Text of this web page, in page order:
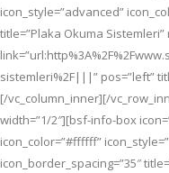
icon_style=”advanced”
title=”Plaka Okuma Sistemleri”
sistemleri%2F|||” pos=”left”
[/vc_column_inner][/
width=”1/2″][bsf-info-box
icon_color=”#ffffff”
icon_border_spacing=”35″